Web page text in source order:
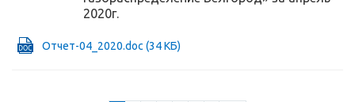
2020г.
Отчет-04_2020.doc (34 КБ)